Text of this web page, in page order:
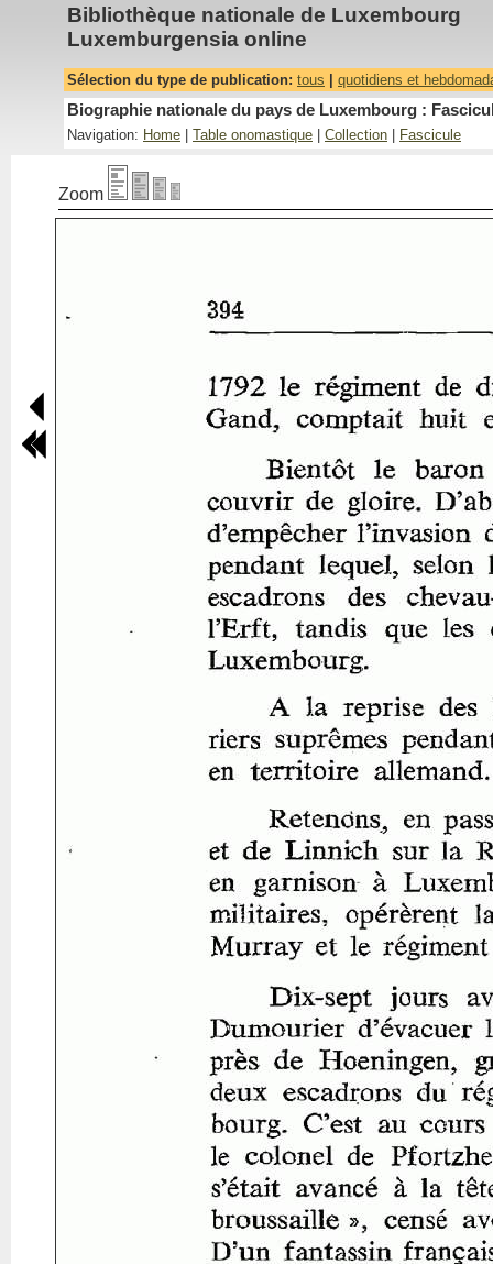
Bibliothèque nationale de Luxembourg
Luxemburgensia online
Sélection du type de publication: tous quotidiens et
Biographie nationale du pays de Luxembourg :
Navigation: Home Table onomastique Collection Fascicule
Zoom